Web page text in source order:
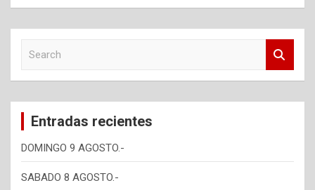
c
Entradas recientes
DOMINGO 9 AGOSTO.-
SABADO 8 AGOSTO.-